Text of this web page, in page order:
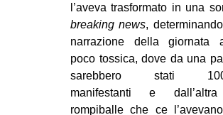
l’aveva trasformato in una
breaking news,
narrazione della giornata
poco tossica, dove da una
sarebbero stati
manifestanti e
rompiballe che ce